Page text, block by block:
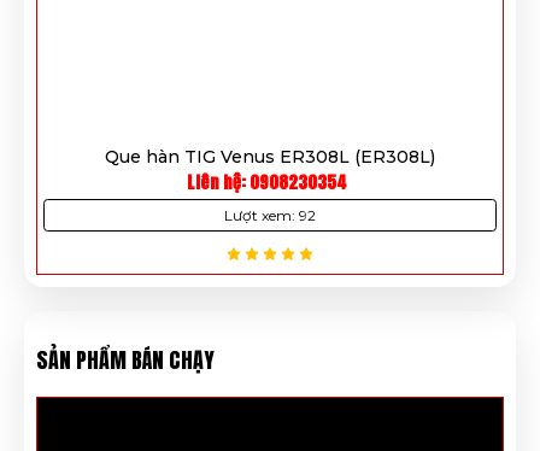
Que Hàn TIG Thép ER70S-6
Liên hệ: 0908230354
SẢN PHẨM BÁN CHẠY